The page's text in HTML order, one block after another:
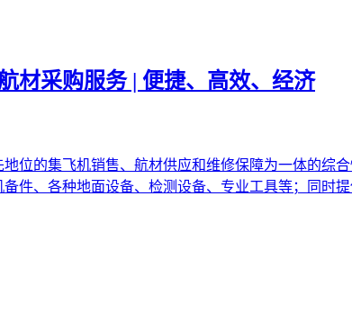
材采购服务 | 便捷、高效、经济
位的集飞机销售、航材供应和维修保障为一体的综
件、各种地面设备、检测设备、专业工具等；同时